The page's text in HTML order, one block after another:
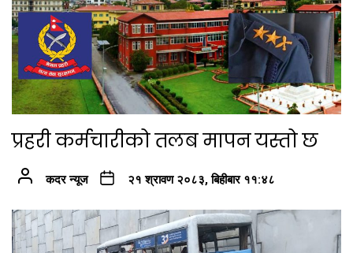
प्रहरी कर्मचारीको तलब मापन यस्तो छ
कदर न्यूज २१ श्रावण २०८३, बिहीबार ११:४८